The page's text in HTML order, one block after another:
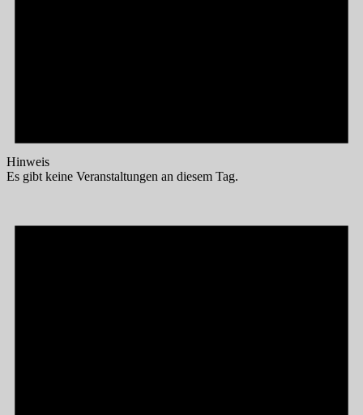
Hinweis
Es gibt keine Veranstaltungen an diesem Tag.